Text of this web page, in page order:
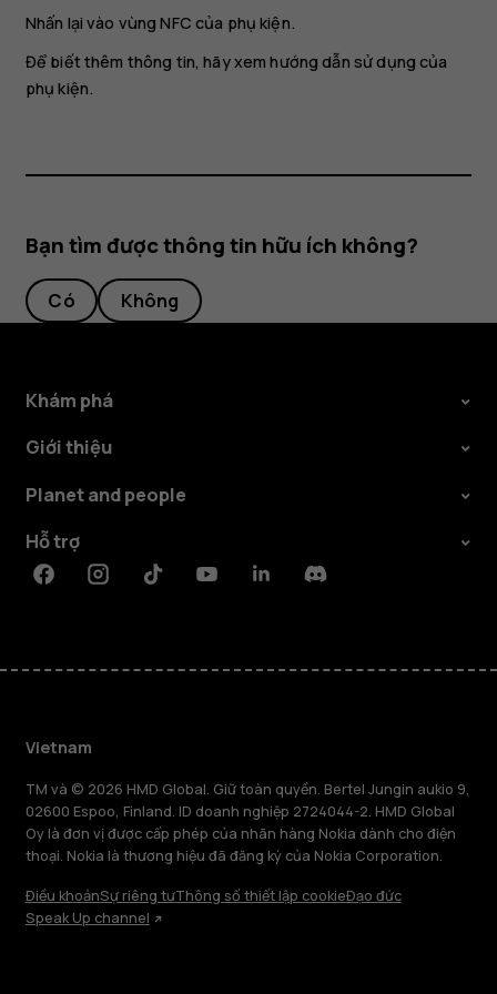
Nhấn lại vào vùng NFC của phụ kiện.
Để biết thêm thông tin, hãy xem hướng dẫn sử dụng của
phụ kiện.
Bạn tìm được thông tin hữu ích không?
Có Không
Khám phá
Giới thiệu
Planet and people
Hỗ trợ
FacebookInstagramTiktokYoutubeLinkedinDiscord
Vietnam
TM và © 2026 HMD Global. Giữ toàn quyền. Bertel Jungin aukio 9,
02600 Espoo, Finland. ID doanh nghiệp 2724044-2. HMD Global
Oy là đơn vị được cấp phép của nhãn hàng Nokia dành cho điện
thoại. Nokia là thương hiệu đã đăng ký của Nokia Corporation.
Điều khoảnSự riêng tưThông số thiết lập cookieĐạo đức
Speak Up channel